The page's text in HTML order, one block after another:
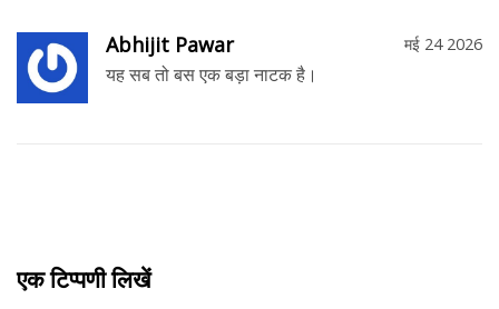
Abhijit Pawar मई 24 2026
यह सब तो बस एक बड़ा नाटक है।
एक टिप्पणी लिखें